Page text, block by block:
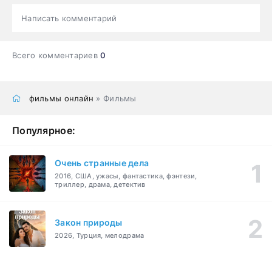
Написать комментарий
Всего комментариев0
фильмы онлайн » Фильмы
Популярное:
Очень странные дела
2016, США, ужасы, фантастика, фэнтези,
триллер, драма, детектив
Закон природы
2026, Турция, мелодрама